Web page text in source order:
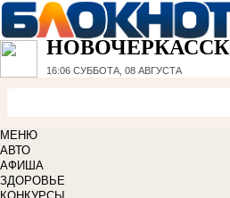
НОВОЧЕРКАССК
16:06 СУББОТА, 08 АВГУСТА
МЕНЮ
АВТО
АФИША
ЗДОРОВЬЕ